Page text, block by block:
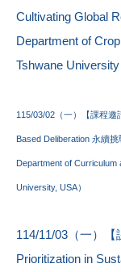
Cultivating Global
Department of
Tshwane University
115/03/02（一）【課程邀
Based Deliberation 永續
Department of
University, USA）
114/11/03（一）
Prioritization in